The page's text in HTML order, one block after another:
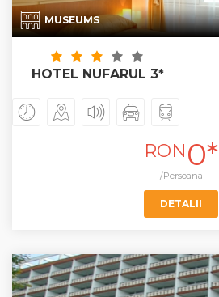
MUSEUMS
HOTEL NUFARUL 3*
RON0*
/Persoana
DETALII